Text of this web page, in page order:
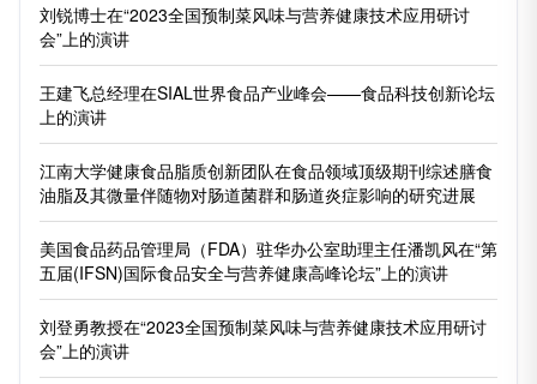
刘锐博士在“2023全国预制菜风味与营养健康技术应用研讨
会”上的演讲
王建飞总经理在SIAL世界食品产业峰会——食品科技创新论坛
上的演讲
江南大学健康食品脂质创新团队在食品领域顶级期刊综述膳食
油脂及其微量伴随物对肠道菌群和肠道炎症影响的研究进展
美国食品药品管理局（FDA）驻华办公室助理主任潘凯风在“第
五届(IFSN)国际食品安全与营养健康高峰论坛”上的演讲
刘登勇教授在“2023全国预制菜风味与营养健康技术应用研讨
会”上的演讲